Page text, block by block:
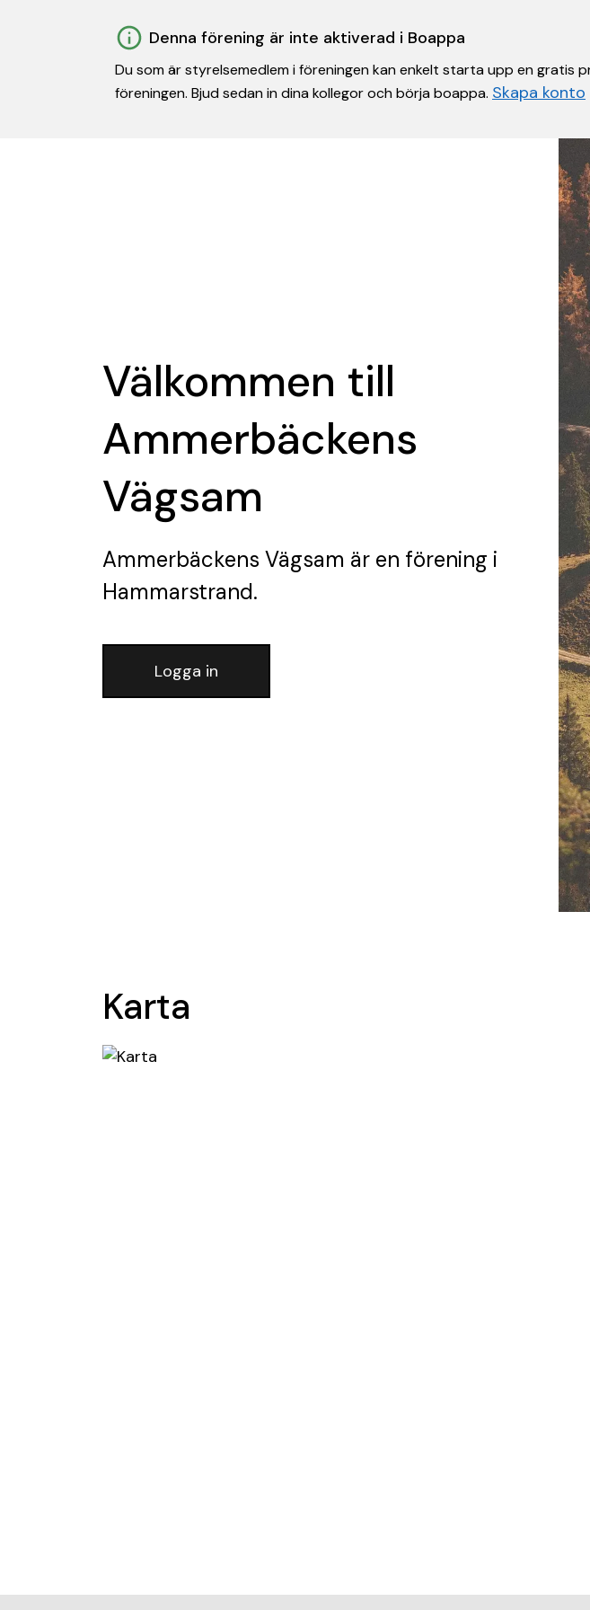
Denna förening är inte aktiverad i Boappa
Du som är styrelsemedlem i föreningen kan enkelt starta upp en
föreningen. Bjud sedan in dina kollegor och börja boappa. Skapa konto
Välkommen till
Ammerbäckens
Vägsam
Ammerbäckens Vägsam är en förening i
Hammarstrand.
Logga in
Karta